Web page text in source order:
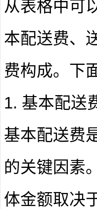
从表格中可
本配送费、
费构成。下
1. 基本配送
基本配送费
的关键因素
体金额取决